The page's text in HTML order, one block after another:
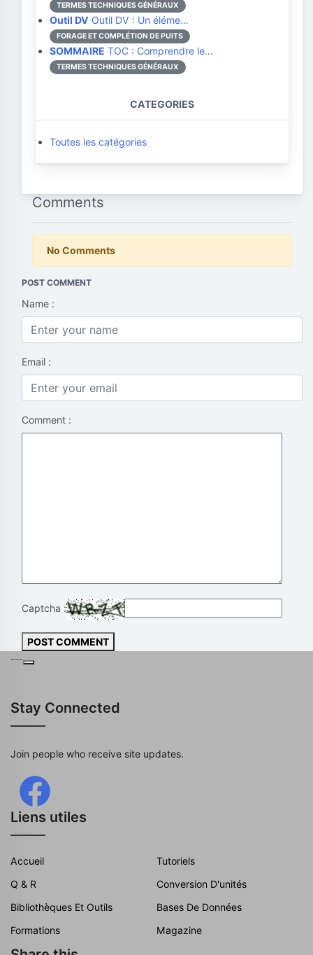
TERMES TECHNIQUES GÉNÉRAUX
Outil DV Outil DV : Un éléme…
FORAGE ET COMPLÉTION DE PUITS
SOMMAIRE TOC : Comprendre le…
TERMES TECHNIQUES GÉNÉRAUX
CATEGORIES
Toutes les catégories
Comments
No Comments
POST COMMENT
Name :
Email :
Comment :
Captcha :
POST COMMENT
---
Stay Connected
Join people who receive site updates.
Liens utiles
Accueil
Tutoriels
Q & R
Conversion D'unités
Bibliothèques Et Outils
Bases De Données
Formations
Magazine